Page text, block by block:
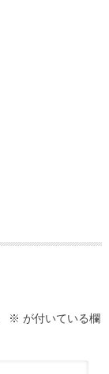
※ が付いている欄